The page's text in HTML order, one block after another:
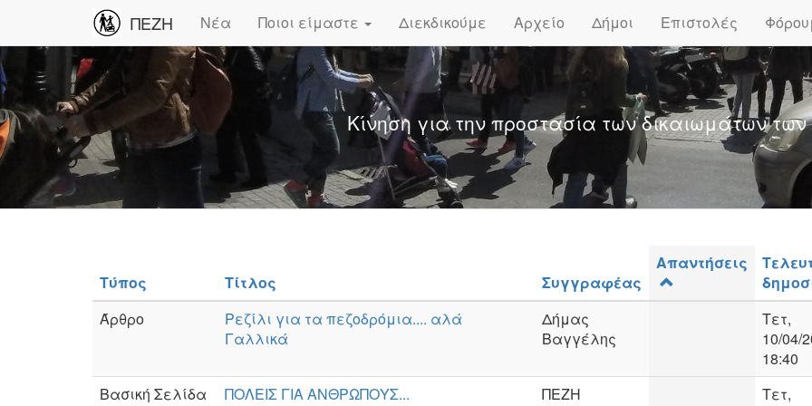
ΠΕΖΗ Νέα Ποιοι είμαστε Διεκδικούμε Αρχείο Δήμοι Επιστολές
Κίνηση για την προστασία των δικαιωμάτων
Τύπος Τίτλος Συγγραφέας
Απαντήσεις
Άρθρο
Ρεζίλι για τα πεζοδρόμια.... αλά
Γαλλικά
Δήμας
Βαγγέλης
Τετ,
10/04/
18:40
Βασική Σελίδα
ΠΟΛΕΙΣ ΓΙΑ ΑΝΘΡΩΠΟΥΣ... ΠΕΖΗ
Τετ,